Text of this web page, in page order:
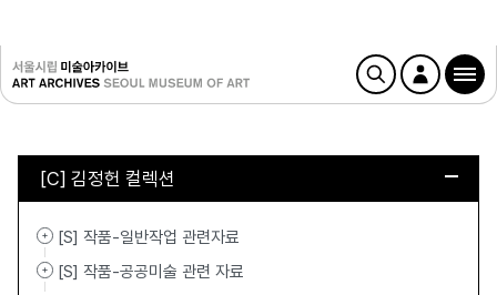
[C] 김정헌 컬렉션
[S] 작품-일반작업 관련자료
[S] 작품-공공미술 관련 자료